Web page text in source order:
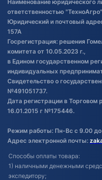
Обработка файлов cookie
Постановка транспорта на
Обновления в ЭПТС 2024
Наименование юридического
ответственностью
Юридический и почтовый
157А
Госрегистрация: решения
комитета от 10.05.2023 г.,
в Едином государственном
индивидуальных
Свидетельство о
№491051737.
Дата регистрации в Торговом
16.01.2015 г №175446.
Режим работы: Пн-Вс с 9.00
Адрес электронной почты:
Способы оплаты товара:
1) наличными денежными
экспедитору;